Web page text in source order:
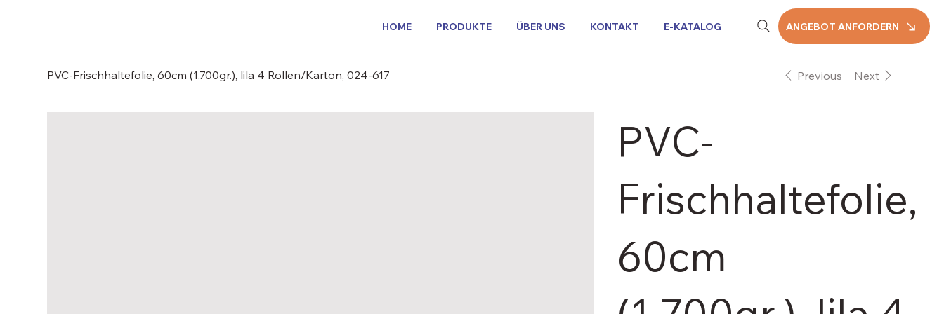
ANGEBOT ANFORDERN
HOME PRODUKTE ÜBER UNS KONTAKT E-KATALOG
PVC-Frischhaltefolie, 60cm (1.700gr.), lila 4 Rollen/Karton, 024-617 Previous Next
PVC-
Frischhaltefolie,
60cm